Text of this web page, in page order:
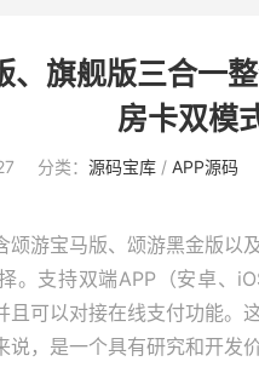
、旗舰版三合一
房卡双模
分类： 源码宝库 / APP源码
颂游宝马版、颂游黑金版以
。支持双端APP（安卓、
可以对接在线支付功能。
，是一个具有研究和开发